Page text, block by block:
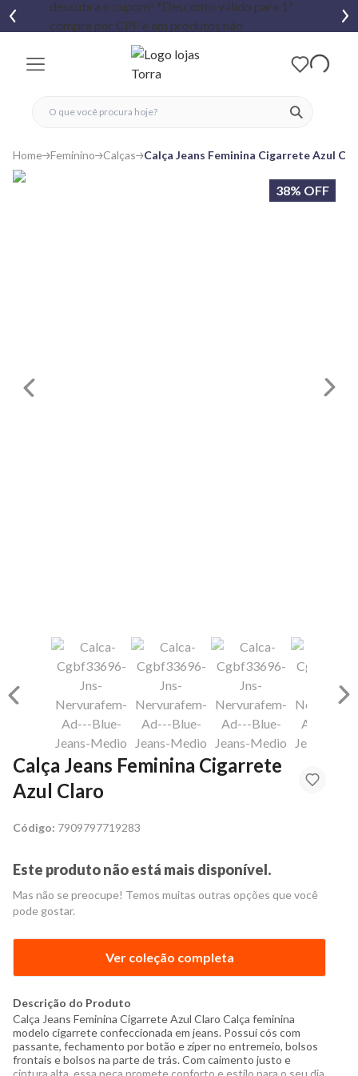
ver
fechar menu
fechar menu
favoritos
Home Feminino Calças Calça Jeans Feminina Cigarrete Azul
38% OFF
Calça Jeans Feminina Cigarrete
Azul Claro
Código: 7909797719283
Este produto não está mais disponível.
Mas não se preocupe! Temos muitas outras opções que você
pode gostar.
Ver coleção completa
Descrição do Produto
Calça Jeans Feminina Cigarrete Azul Claro Calça feminina
modelo cigarrete confeccionada em jeans. Possui cós com
passante, fechamento por botão e zíper no entremeio, bolsos
frontais e bolsos na parte de trás. Com caimento justo e
cintura alta, essa peça promete conforto e estilo para o seu dia